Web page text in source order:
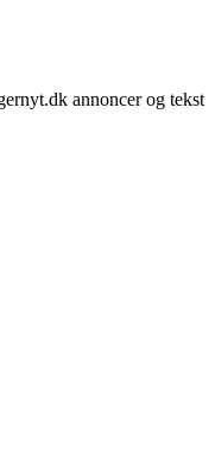
annoncer og tekst